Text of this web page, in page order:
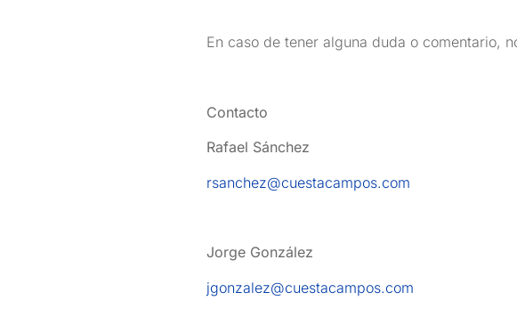
En caso de tener alguna duda o comentario,
Contacto
Rafael Sánchez
rsanchez@cuestacampos.com
Jorge González
jgonzalez@cuestacampos.com